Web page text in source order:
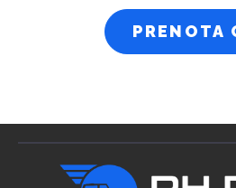
PRENOTA